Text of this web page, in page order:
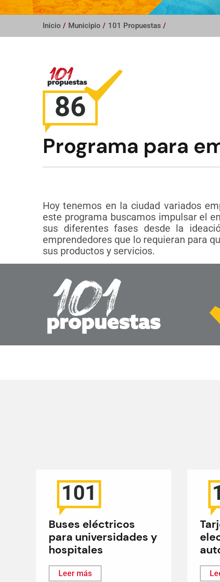
Inicio / Municipio / 101 Propuestas /
86
Programa para
Hoy tenemos en la ciudad variados
este programa buscamos impulsar el
sus diferentes fases desde la
emprendedores que lo requieran para
sus productos y servicios.
101
Buses eléctricos
para universidades y
hospitales
Leer más